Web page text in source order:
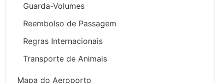
Guarda-Volumes
Reembolso de Passagem
Regras Internacionais
Transporte de Animais
Mapa do Aeroporto